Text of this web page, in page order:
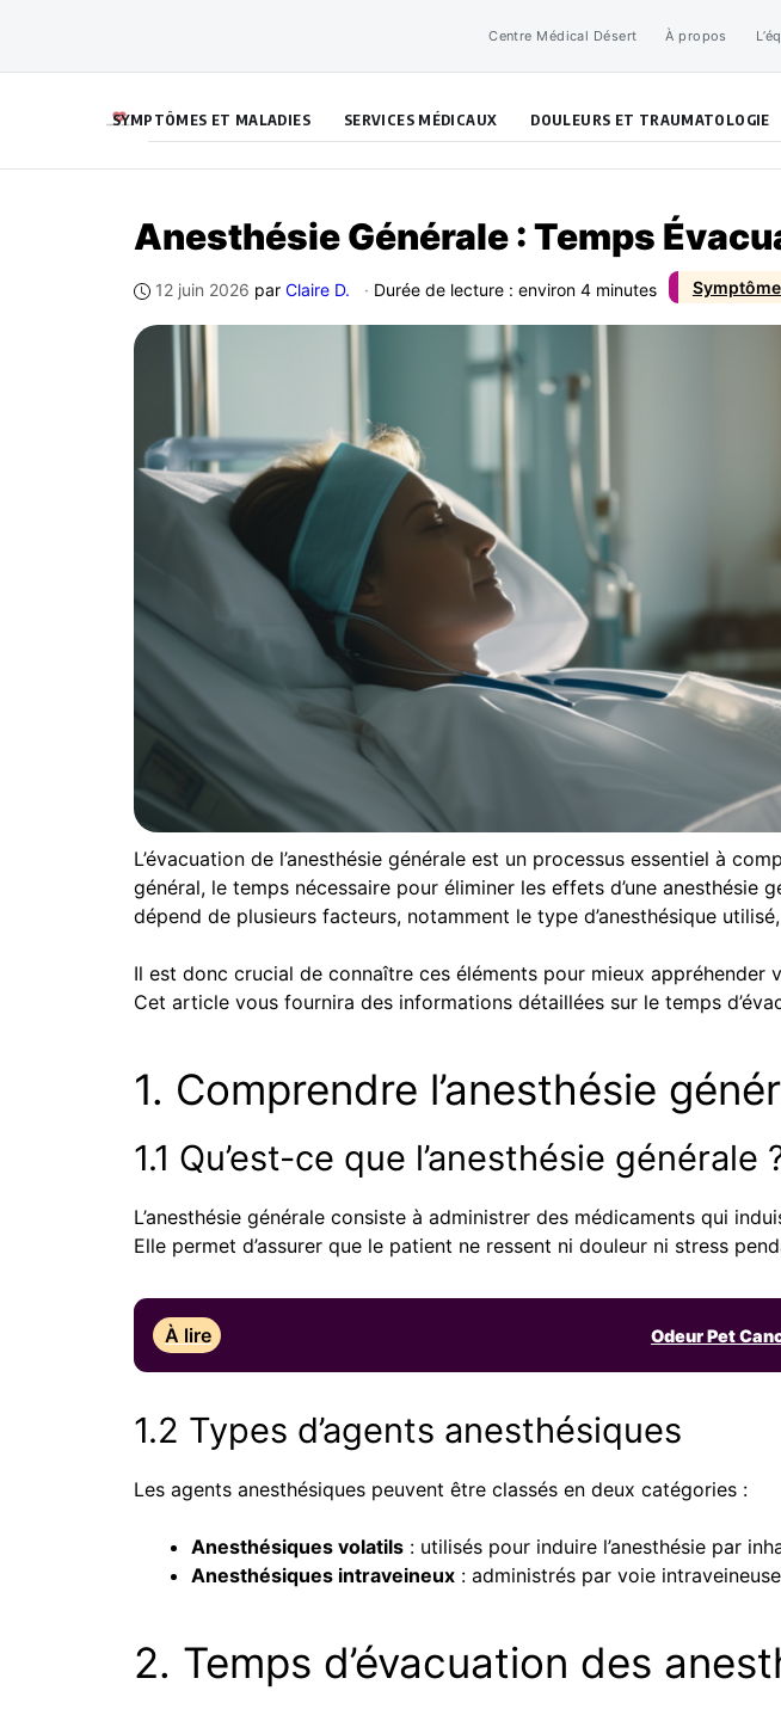
contenu
Centre Médical Désert À propos
SYMPTÔMES ET MALADIES SERVICES MÉDICAUX DOULEURS ET TRAUMATOLOGIE
Anesthésie Générale : Temps
12 juin 2026 par Claire D. · Durée de lecture : environ 4 minutes
L’évacuation de l’anesthésie générale est un processus essentiel à
général, le temps nécessaire pour éliminer les effets d’une
dépend de plusieurs facteurs, notamment le type d’anesthésique
Il est donc crucial de connaître ces éléments pour mieux
Cet article vous fournira des informations détaillées sur le temps
1. Comprendre l’anesthésie
1.1 Qu’est-ce que l’anesthésie générale
L’anesthésie générale consiste à administrer des médicaments qui
Elle permet d’assurer que le patient ne ressent ni douleur ni stress
À lire Odeur Pet
1.2 Types d’agents anesthésiques
Les agents anesthésiques peuvent être classés en deux catégories :
Anesthésiques volatils : utilisés pour induire l’anesthésie par
Anesthésiques intraveineux : administrés par voie
2. Temps d’évacuation des